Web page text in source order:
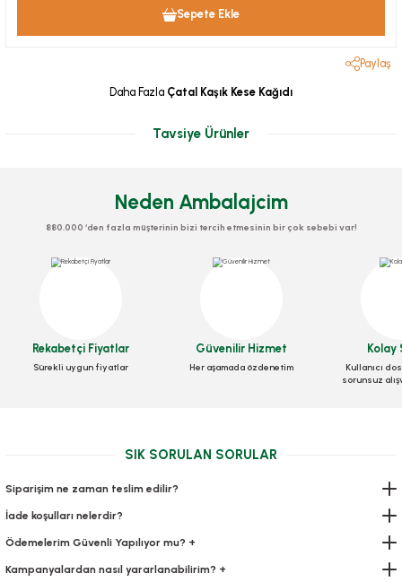
Sepete Ekle
Paylaş
Daha Fazla Çatal Kaşık Kese Kağıdı
Tavsiye Ürünler
29,40 TL + KDV
Sepete Ekle
Neden Ambalajcim
880.000 ‘den fazla müşterinin bizi tercih etmesinin bir çok sebebi var!
Rekabetçi Fiyatlar
Sürekli uygun fiyatlar
Güvenilir Hizmet
Her aşamada özdenetim
Kolay
Kullanıcı
sorunsuz
SIK SORULAN SORULAR
Siparişim ne zaman teslim edilir?
İade koşulları nelerdir?
Ödemelerim Güvenli Yapılıyor mu? +
Kampanyalardan nasıl yararlanabilirim? +